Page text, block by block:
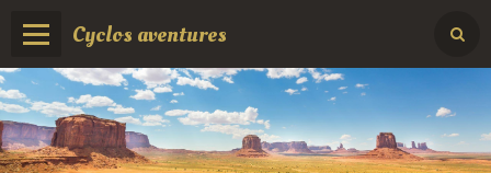
Cyclos aventures